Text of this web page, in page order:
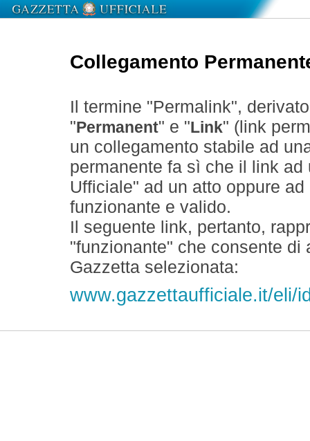
Collegamento
Il termine "Permalink",
" Permanent" e " Link" (link
un collegamento stabile ad
permanente fa sì che il link
Ufficiale" ad un atto oppure
funzionante e valido.
Il seguente link, pertanto,
"funzionante" che consente
Gazzetta selezionata:
www.gazzettaufficiale.it/eli/